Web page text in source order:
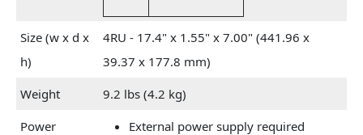
Size (w x d x
h)
4RU - 17.4" x 1.55" x 7.00" (441.96 x
39.37 x 177.8 mm)
Weight
9.2 lbs (4.2 kg)
Power
External power supply required